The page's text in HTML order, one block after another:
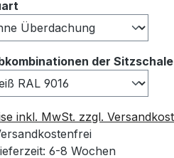
der Sitzschale
inkl. MwSt. zzgl.
6-8 Wochen